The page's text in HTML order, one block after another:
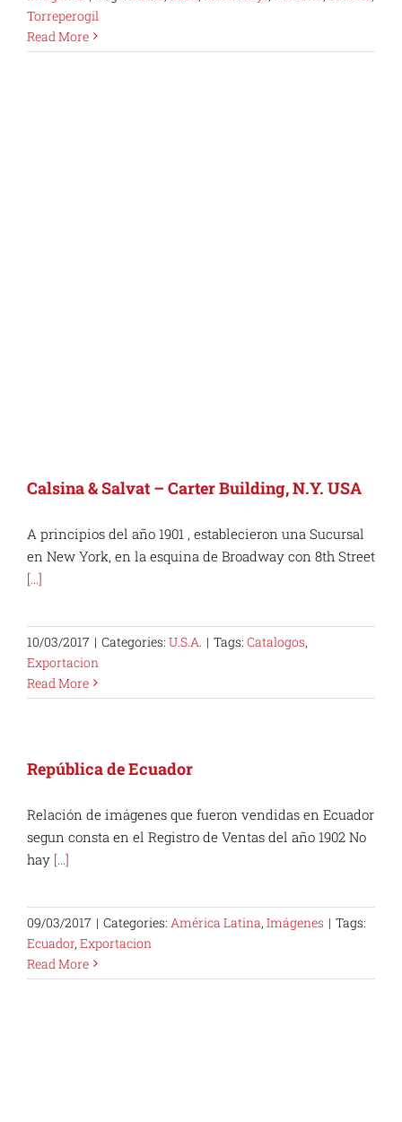
Torreperogil
Read More
Calsina & Salvat – Carter Building, N.Y. USA
A principios del año 1901 , establecieron una Sucursal
en New York, en la esquina de Broadway con 8th Street
[...]
10/03/2017 | Categories: U.S.A. | Tags: Catalogos,
Exportacion
Read More
República de Ecuador
Relación de imágenes que fueron vendidas en Ecuador
segun consta en el Registro de Ventas del año 1902 No
hay [...]
09/03/2017 | Categories: América Latina, Imágenes | Tags:
Ecuador, Exportacion
Read More